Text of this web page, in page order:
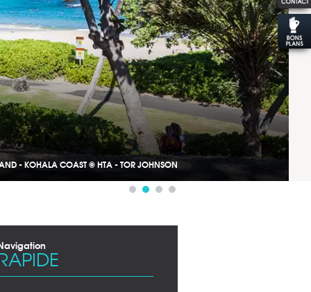
KILAUEA © HTA - CAMERON BROOKS